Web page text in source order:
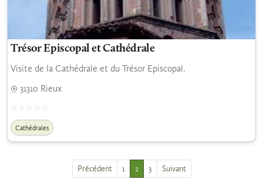
Trésor Episcopal et Cathédrale
Visite de la Cathédrale et du Trésor Episcopal.
31310 Rieux
Cathédrales
Précédent 1 2 3 Suivant